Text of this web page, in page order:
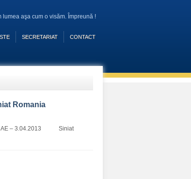
lumea aşa cum o visăm. Împreună !
SECRETARIAT CONTACT
Romania
CAE – 3.04.2013 Siniat